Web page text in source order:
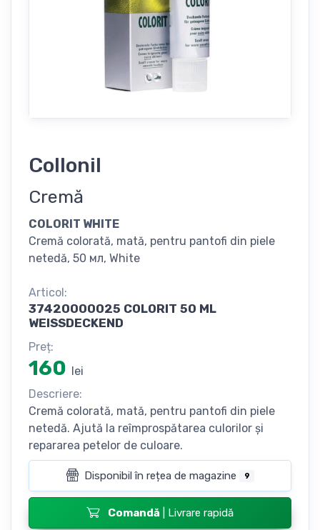
Collonil
Cremă
COLORIT WHITE
Cremă colorată, mată, pentru pantofi din piele
netedă, 50 мл, White
Articol:
37420000025 COLORIT 50 ML
WEISSDECKEND
Preț:
160 lei
Descriere:
Cremă colorată, mată, pentru pantofi din piele
netedă. Ajută la reîmprospătarea culorilor și
repararea petelor de culoare.
Disponibil în rețea de magazine 9
Comandă | Livrare rapidă